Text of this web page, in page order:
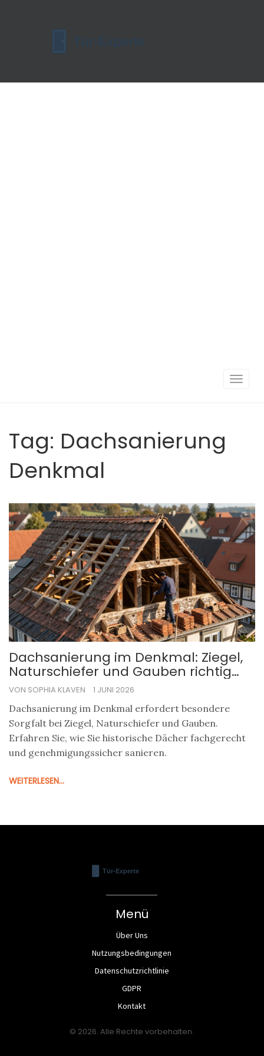
Tag: Dachsanierung
Denkmal
Dachsanierung im Denkmal: Ziegel,
Naturschiefer und Gauben richtig
planen
VON SOPHIA KLAVEN 1 JUNI 2026
Dachsanierung im Denkmal erfordert besondere
Sorgfalt bei Ziegel, Naturschiefer und Gauben.
Erfahren Sie, wie Sie historische Dächer fachgerecht
und genehmigungssicher sanieren.
WEITERLESEN...
Menü
Über Uns
Nutzungsbedingungen
Datenschutzrichtlinie
GDPR
Kontakt
© 2026. Alle Rechte vorbehalten.